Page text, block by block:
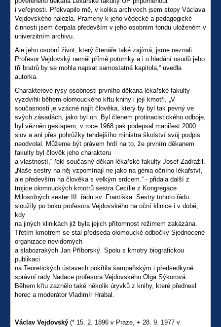
i veřejnosti. Překvapilo mě, v kolika archivech jsem stopy Václava
Vejdovského nalezla. Prameny k jeho vědecké a pedagogické
činnosti jsem čerpala především v jeho osobním fondu uloženém v
univerzitním archivu.
Ale jeho osobní život, který čtenáře také zajímá, jsme neznali.
Profesor Vejdovský neměl přímé potomky a i o hledání osudů jeho
tří bratrů by se mohla napsat samostatná kapitola,“ uvedla
autorka.
Charakterové rysy osobnosti prvního děkana lékařské fakulty
vyzdvihli během olomouckého křtu knihy i její kmotři. „V
současnosti je vzácné najít člověka, který by byl tak pevný ve
svých zásadách, jako byl on. Byl členem protinacistického odboje,
byl vězněn gestapem, v roce 1968 pak podepsal manifest 2000
slov a ani přes pohrůžky tehdejšího ministra školství svůj podpis
neodvolal. Můžeme být právem hrdí na to, že prvním děkanem
fakulty byl člověk jeho charakteru
a vlastností,“ řekl současný děkan lékařské fakulty Josef Zadražil.
„Naše sestry na něj vzpomínají ne jako na génia očního lékařství,
ale především na člověka s velkým srdcem.“ - přidala další z
trojice olomouckých kmotrů sestra Cecílie z Kongregace
Milosrdných sester III. řádu sv. Františka. Sestry tohoto řádu
sloužily po boku profesora Vejdovského na oční klinice i v době,
kdy
na jiných klinikách již byla jejich přítomnost režimem zakázána.
Třetím kmotrem se stal předseda olomoucké odbočky Sjednocené
organizace nevidomých
a slabozrakých Jan Příborský. Spolu s kmotry biografickou
publikaci
na Teoretických ústavech pokřtila šampaňským i předsedkyně
správní rady Nadace profesora Vejdovského Olga Sýkorová.
Během křtu zaznělo také několik úryvků z knihy, které přednesl
herec a moderátor Vladimír Hrabal.
Václav Vejdovský (* 15. 2. 1896 v Praze, + 28. 9. 1977 v